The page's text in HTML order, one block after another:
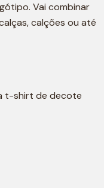
Vai combinar
calções ou até
t-shirt de decote